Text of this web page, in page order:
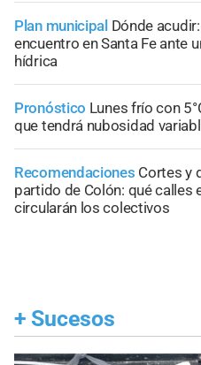
Plan municipal Dónde
encuentro en Santa Fe ante
hídrica
Pronóstico Lunes frío con
que tendrá nubosidad
Recomendaciones Cortes y
partido de Colón: qué calles
circularán los colectivos
+ Sucesos